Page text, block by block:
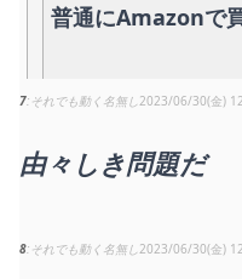
普通にAmazonで
7 それでも動く名無し2023/06/30(金)
由々しき問題だ
8 それでも動く名無し2023/06/30(金)